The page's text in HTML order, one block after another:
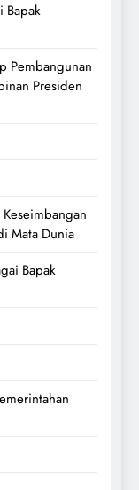
Bapak
Pembangunan
Presiden
Mata Dunia
Bapak